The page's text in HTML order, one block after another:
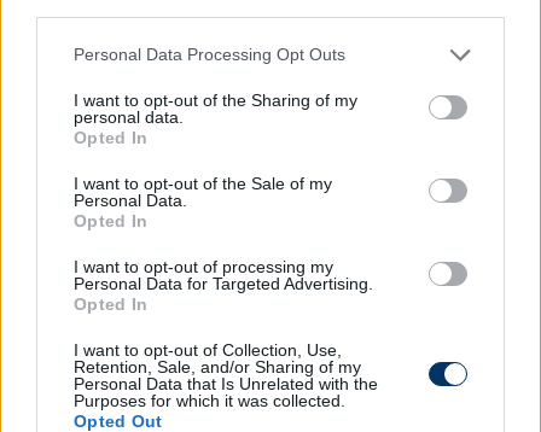
Please note that this website/app uses one or more Google
not limited to your visit or usage behaviour. You may click to
grant or deny consent to Google and its third-party tags to
use your data for below specified purposes in below Google
consent section.
Personal Data Processing Opt Outs
I want to opt-out of the Sharing of my
personal data.
Opted In
I want to opt-out of the Sale of my
Personal Data.
Opted In
I want to opt-out of processing my
Personal Data for Targeted Advertising.
Opted In
I want to opt-out of Collection, Use,
Retention, Sale, and/or Sharing of my
Personal Data that Is Unrelated with the
Purposes for which it was collected.
Opted Out
Olvastad már?